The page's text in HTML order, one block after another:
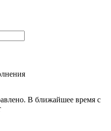
В ближайшее время с